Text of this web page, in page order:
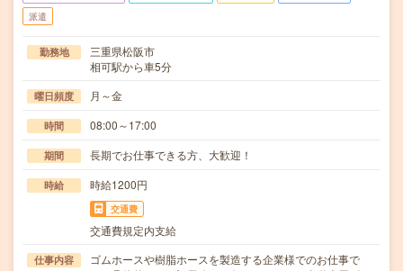
派遣
勤務地
三重県松阪市
相可駅から車5分
曜日頻度 月～金
時間 08:00～17:00
期間 長期でお仕事できる方、大歓迎！
時給 時給1200円
交通費
交通費規定内支給
仕事内容
ゴムホースや樹脂ホースを製造する企業様でのお仕事で